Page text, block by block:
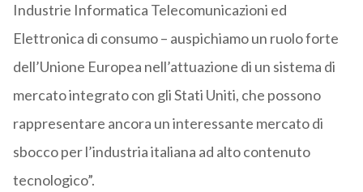
Industrie Informatica Telecomunicazioni ed
Elettronica di consumo – auspichiamo un ruolo forte
dell’Unione Europea nell’attuazione di un sistema di
mercato integrato con gli Stati Uniti, che possono
rappresentare ancora un interessante mercato di
sbocco per l’industria italiana ad alto contenuto
tecnologico”.